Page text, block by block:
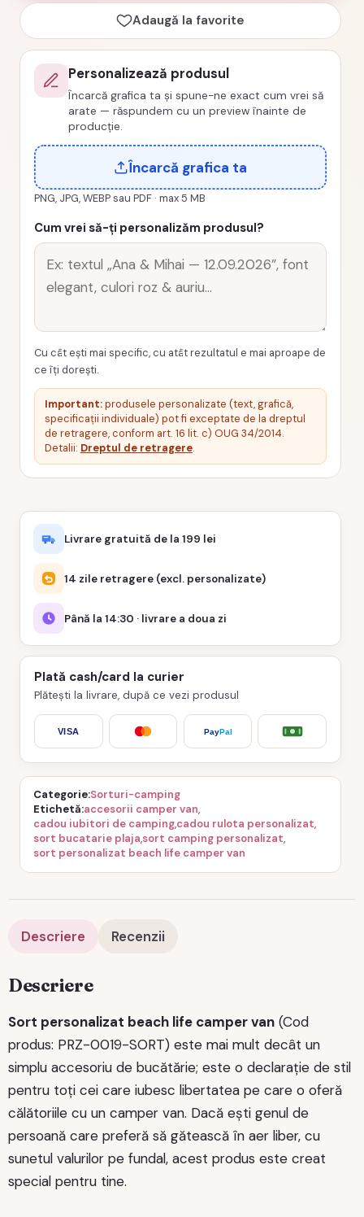
van
cod
PRZ-
0019-
SORT
Adaugă la favorite
Personalizează produsul
Încarcă grafica ta și spune-ne exact cum vrei să
arate — răspundem cu un preview înainte de
producție.
Încarcă grafica ta
PNG, JPG, WEBP sau PDF · max 5 MB
Cum vrei să-ți personalizăm produsul?
Cu cât ești mai specific, cu atât rezultatul e mai aproape de
ce îți dorești.
Important:produsele personalizate (text, grafică,
specificații individuale) pot fi exceptate de la dreptul
de retragere, conform art. 16 lit. c) OUG 34/2014.
Detalii: Dreptul de retragere.
Livrare gratuită de la 199 lei
14 zile retragere (excl. personalizate)
Până la 14:30 · livrare a doua zi
Plată cash/card la curier
Plătești la livrare, după ce vezi produsul
VISA PayPal
Categorie Sorturi-camping
Etichetă accesorii camper van,
cadou iubitori de camping,cadou rulota personalizat,
sort bucatarie plaja,sort camping personalizat,
sort personalizat beach life camper van
Descriere Recenzii
Descriere
Sort personalizat beach life camper van (Cod
produs: PRZ-0019-SORT) este mai mult decât un
simplu accesoriu de bucătărie; este o declarație de stil
pentru toți cei care iubesc libertatea pe care o oferă
călătoriile cu un camper van. Dacă ești genul de
persoană care preferă să gătească în aer liber, cu
sunetul valurilor pe fundal, acest produs este creat
special pentru tine.